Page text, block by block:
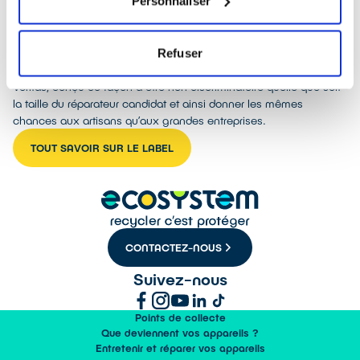
Refuser
WWW.DEMANDE-LABEL-QUALIREPAR.FR
Le label sera attribué pour une période de trois ans par les
organismes certificateurs indépendants AFNOR, Bureau Veritas et
Veritas, conçu de façon à être non discriminatoire quelle que soit
la taille du réparateur candidat et ainsi donner les mêmes
chances aux artisans qu’aux grandes entreprises.
TOUT SAVOIR SUR LE LABEL
CONTACTEZ-NOUS
Suivez-nous
Points de collecte
Que deviennent vos appareils ?
Entretenir et réparer vos appareils